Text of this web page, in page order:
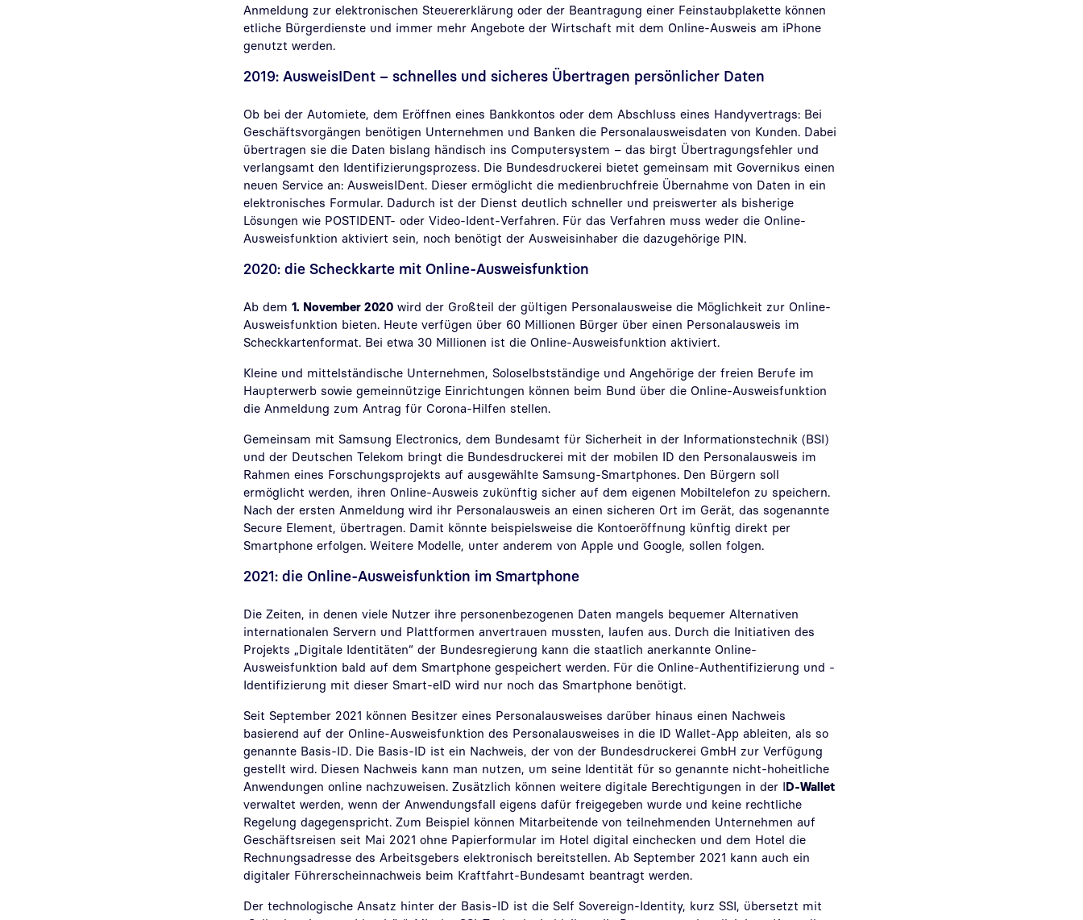
Anmeldung zur elektronischen Steuererklärung oder der Beantragung einer Feinstaubplakette können
etliche Bürgerdienste und immer mehr Angebote der Wirtschaft mit dem Online-Ausweis am iPhone
genutzt werden.
2019: AusweisIDent – schnelles und sicheres Übertragen persönlicher Daten
Ob bei der Automiete, dem Eröffnen eines Bankkontos oder dem Abschluss eines Handyvertrags: Bei
Geschäftsvorgängen benötigen Unternehmen und Banken die Personalausweisdaten von Kunden. Dabei
übertragen sie die Daten bislang händisch ins Computersystem – das birgt Übertragungsfehler und
verlangsamt den Identifizierungsprozess. Die Bundesdruckerei bietet gemeinsam mit Governikus einen
neuen Service an: AusweisIDent. Dieser ermöglicht die medienbruchfreie Übernahme von Daten in ein
elektronisches Formular. Dadurch ist der Dienst deutlich schneller und preiswerter als bisherige
Lösungen wie POSTIDENT- oder Video-Ident-Verfahren. Für das Verfahren muss weder die Online-
Ausweisfunktion aktiviert sein, noch benötigt der Ausweisinhaber die dazugehörige PIN.
2020: die Scheckkarte mit Online-Ausweisfunktion
Ab dem 1. November 2020 wird der Großteil der gültigen Personalausweise die Möglichkeit zur Online-
Ausweisfunktion bieten. Heute verfügen über 60 Millionen Bürger über einen Personalausweis im
Scheckkartenformat. Bei etwa 30 Millionen ist die Online-Ausweisfunktion aktiviert.
Kleine und mittelständische Unternehmen, Soloselbstständige und Angehörige der freien Berufe im
Haupterwerb sowie gemeinnützige Einrichtungen können beim Bund über die Online-Ausweisfunktion
die Anmeldung zum Antrag für Corona-Hilfen stellen.
Gemeinsam mit Samsung Electronics, dem Bundesamt für Sicherheit in der Informationstechnik (BSI)
und der Deutschen Telekom bringt die Bundesdruckerei mit der mobilen ID den Personalausweis im
Rahmen eines Forschungsprojekts auf ausgewählte Samsung-Smartphones. Den Bürgern soll
ermöglicht werden, ihren Online-Ausweis zukünftig sicher auf dem eigenen Mobiltelefon zu speichern.
Nach der ersten Anmeldung wird ihr Personalausweis an einen sicheren Ort im Gerät, das sogenannte
Secure Element, übertragen. Damit könnte beispielsweise die Kontoeröffnung künftig direkt per
Smartphone erfolgen. Weitere Modelle, unter anderem von Apple und Google, sollen folgen.
2021: die Online-Ausweisfunktion im Smartphone
Die Zeiten, in denen viele Nutzer ihre personenbezogenen Daten mangels bequemer Alternativen
internationalen Servern und Plattformen anvertrauen mussten, laufen aus. Durch die Initiativen des
Projekts „Digitale Identitäten“ der Bundesregierung kann die staatlich anerkannte Online-
Ausweisfunktion bald auf dem Smartphone gespeichert werden. Für die Online-Authentifizierung und -
Identifizierung mit dieser Smart-eID wird nur noch das Smartphone benötigt.
Seit September 2021 können Besitzer eines Personalausweises darüber hinaus einen Nachweis
basierend auf der Online-Ausweisfunktion des Personalausweises in die ID Wallet-App ableiten, als so
genannte Basis-ID. Die Basis-ID ist ein Nachweis, der von der Bundesdruckerei GmbH zur Verfügung
gestellt wird. Diesen Nachweis kann man nutzen, um seine Identität für so genannte nicht-hoheitliche
Anwendungen online nachzuweisen. Zusätzlich können weitere digitale Berechtigungen in der ID-Wallet
verwaltet werden, wenn der Anwendungsfall eigens dafür freigegeben wurde und keine rechtliche
Regelung dagegenspricht. Zum Beispiel können Mitarbeitende von teilnehmenden Unternehmen auf
Geschäftsreisen seit Mai 2021 ohne Papierformular im Hotel digital einchecken und dem Hotel die
Rechnungsadresse des Arbeitsgebers elektronisch bereitstellen. Ab September 2021 kann auch ein
digitaler Führerscheinnachweis beim Kraftfahrt-Bundesamt beantragt werden.
Der technologische Ansatz hinter der Basis-ID ist die Self Sovereign-Identity, kurz SSI, übersetzt mit